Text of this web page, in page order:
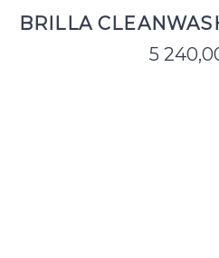
BRILLA
5